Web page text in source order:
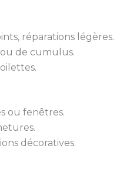
réparations légères.
de cumulus.
ou fenêtres.
décoratives.